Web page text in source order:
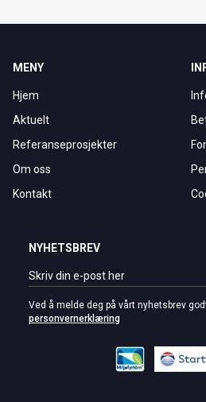
MENY
Hjem
Aktuelt
Referanseprosjekter
Om oss
Kontakt
NYHETSBREV
Ved å melde deg på vårt nyhetsbrev
personvernerklæring